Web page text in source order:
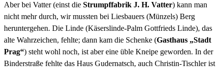
Aber bei Vatter (einst die Strumpffabrik J. H. Vatter) kann man
nicht mehr durch, wir mussten bei Liesbauers (Münzels) Berg
heruntergehen. Die Linde (Käserslinde-Palm Gottfrieds Linde), das
alte Wahrzeichen, fehlte; dann kam die Schenke (Gasthaus „Stadt
Prag“) steht wohl noch, ist aber eine üble Kneipe geworden. In der
Binderstraße fehlte das Haus Gudernatsch, auch Christin-Tischler ist